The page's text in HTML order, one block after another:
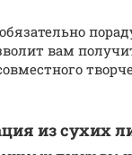
вам
из сухих